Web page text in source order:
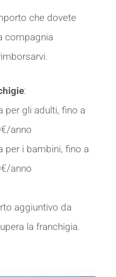
che dovete
compagnia
:
per gli adulti, fino a
anno
per i bambini, fino a
anno
aggiuntivo da
la franchigia.